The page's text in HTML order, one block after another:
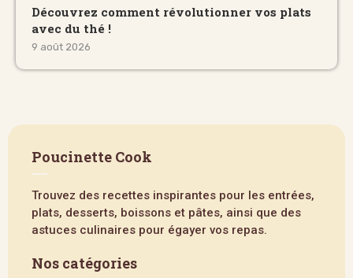
Découvrez comment révolutionner vos plats
avec du thé !
9 août 2026
Poucinette Cook
Trouvez des recettes inspirantes pour les entrées,
plats, desserts, boissons et pâtes, ainsi que des
astuces culinaires pour égayer vos repas.
Nos catégories